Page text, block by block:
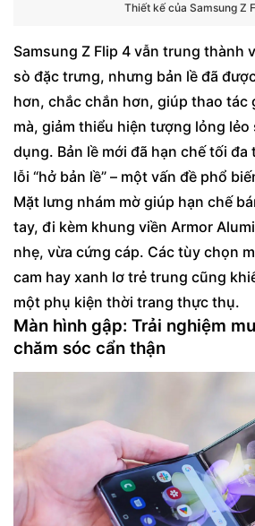
Thiết kế của Samsung Z
Samsung Z Flip 4 vẫn trung thành
sò đặc trưng, nhưng bản lề đã
hơn, chắc chắn hơn, giúp thao tác
mà, giảm thiểu hiện tượng lỏng
dụng. Bản lề mới đã hạn chế tối
lỗi “hở bản lề” – một vấn đề phổ
Mặt lưng nhám mờ giúp hạn chế
tay, đi kèm khung viền Armor
nhẹ, vừa cứng cáp. Các tùy chọn
cam hay xanh lơ trẻ trung cũng
một phụ kiện thời trang thực thụ.
Màn hình gập: Trải nghiệm
chăm sóc cẩn thận